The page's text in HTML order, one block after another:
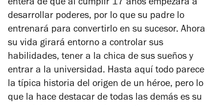
entera de que al cumplir 17 años empezará a
desarrollar poderes, por lo que su padre lo
entrenará para convertirlo en su sucesor. Ahora
su vida girará entorno a controlar sus
habilidades, tener a la chica de sus sueños y
entrar a la universidad. Hasta aquí todo parece
la típica historia del origen de un héroe, pero lo
que la hace destacar de todas las demás es su